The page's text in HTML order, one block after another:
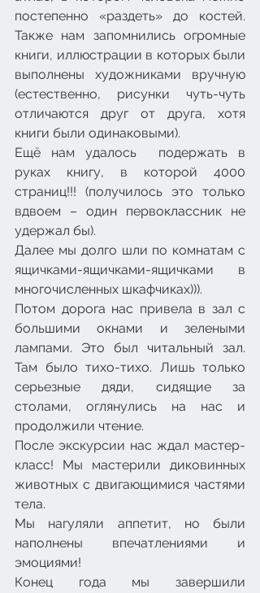
постепенно «раздеть» до костей.
Также нам запомнились огромные
книги, иллюстрации в которых были
выполнены художниками вручную
(естественно, рисунки чуть-чуть
отличаются друг от друга, хотя
книги были одинаковыми).
Ещё нам удалось  подержать в
руках книгу, в которой 4000
страниц!!! (получилось это только
вдвоем – один первоклассник не
удержал бы).
Далее мы долго шли по комнатам с
ящичками-ящичками-ящичками в
многочисленных шкафчиках))).
Потом дорога нас привела в зал с
большими окнами и зелеными
лампами. Это был читальный зал.
Там было тихо-тихо. Лишь только
серьезные дяди, сидящие за
столами, оглянулись на нас и
продолжили чтение.
После экскурсии нас ждал мастер-
класс! Мы мастерили диковинных
животных с двигающимися частями
тела.
Мы нагуляли аппетит, но были
наполнены впечатлениями и
эмоциями!
Конец года мы завершили